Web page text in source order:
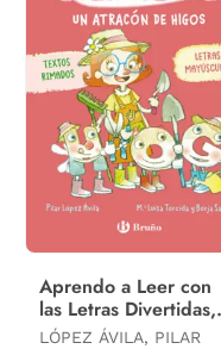
Aprendo a Leer con
las Letras Divertidas,
6. Un Atracón de
LÓPEZ ÁVILA, PILAR